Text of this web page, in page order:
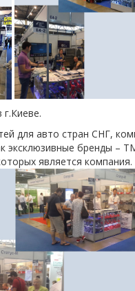
для авто стран СНГ,
эксклюзивные бренды
является